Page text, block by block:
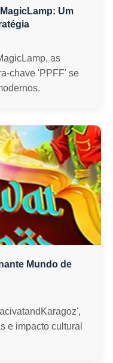
Um
as
chave 'PPFF' se
Mundo de
e impacto cultural